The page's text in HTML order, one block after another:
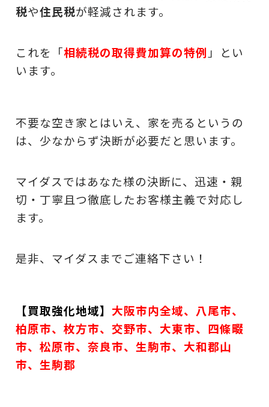
税や住民税が軽減されます。
これを「相続税の取得費加算の特例 」とい
います。
不要な空き家とはいえ、家を売るというの
は、少なからず決断が必要だと思います。
マイダスではあなた様の決断に、迅速・親
切・丁寧且つ徹底したお客様主義で対応し
ます。
是非、マイダスまでご連絡下さい！
【買取強化地域】 大阪市内全域、八尾市、
柏原市、枚方市、交野市、大東市、四條畷
市、松原市、奈良市、生駒市、大和郡山
市、生駒郡